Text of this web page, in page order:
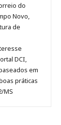
do
Novo,
de
DCI,
em
práticas
MS